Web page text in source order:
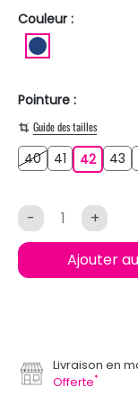
Couleur :
Pointure :
Guide des tailles
404041 424243
- +
Ajouter
Livraison en
Offerte*